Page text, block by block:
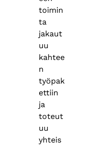
toimin
ta
jakaut
uu
kahtee
n
työpak
ettiin
ja
toteut
uu
yhteis